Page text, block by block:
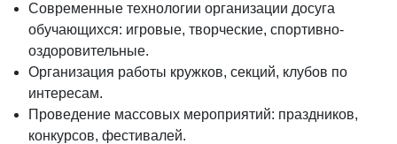
Современные технологии организации досуга
обучающихся: игровые, творческие, спортивно-
оздоровительные.
Организация работы кружков, секций, клубов по
интересам.
Проведение массовых мероприятий: праздников,
конкурсов, фестивалей.